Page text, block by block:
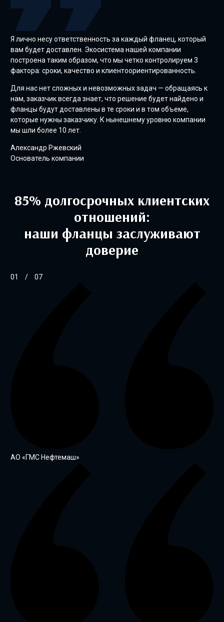
Я лично несу ответственность за каждый фланец, который
вам будет доставлен. Экосистема нашей компании
построена таким образом, что мы четко контролируем 3
фактора: сроки, качество и клиентоориентированность.
Для нас нет сложных и невозможных задач — обращаясь к
нам, заказчик всегда знает, что решение будет найдено и
фланцы будут доставлены в те сроки и в том объеме,
которые нужны заказчику. К нынешнему уровню компании
мы шли более 10 лет.
Александр Ржевский
Основатель компании
85% долгосрочных клиентских
отношений:
наши фланцы заслуживают
доверие
01 / 07
АО «ГМС Нефтемаш»